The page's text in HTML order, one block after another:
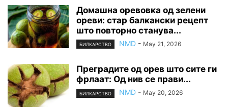
Домашна оревовка од зелени
ореви: стар балкански рецепт
што повторно станува...
БИЛКАРСТВО NMD - May 21, 2026
Преградите од орев што сите ги
фрлаат: Од нив се прави...
БИЛКАРСТВО NMD - May 20, 2026